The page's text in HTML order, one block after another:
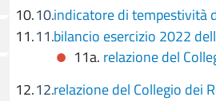
indicatore di tempestività
bilancio esercizio 2022
11a. relazione del
relazione del Collegio dei